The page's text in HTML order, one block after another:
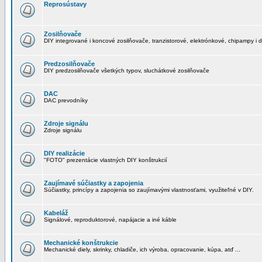
Reprosústavy
Zosilňovače
DIY integrované i koncové zosilňovače, tranzistorové, elektrónkové, chipampy i
Predzosilňovače
DIY predzosilňovače všetkých typov, sluchátkové zosilňovače
DAC
DAC prevodníky
Zdroje signálu
Zdroje signálu
DIY realizácie
"FOTO" prezentácie vlastných DIY konštrukcií
Zaujímavé súčiastky a zapojenia
Súčiastky, princípy a zapojenia so zaujímavými vlastnosťami, využiteľné v DIY.
Kabeláž
Signálové, reproduktorové, napájacie a iné káble
Mechanické konštrukcie
Mechanické diely, skrinky, chladiče, ich výroba, opracovanie, kúpa, atď ...